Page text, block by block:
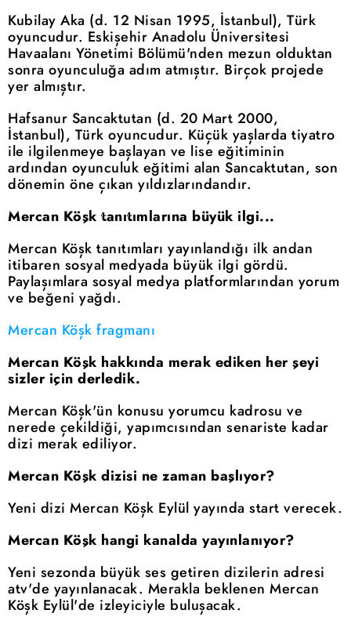
Kubilay Aka (d. 12 Nisan 1995, İstanbul), Türk
oyuncudur. Eskişehir Anadolu Üniversitesi
Havaalanı Yönetimi Bölümü'nden mezun olduktan
sonra oyunculuğa adım atmıştır. Birçok projede
yer almıştır.
Hafsanur Sancaktutan (d. 20 Mart 2000,
İstanbul), Türk oyuncudur. Küçük yaşlarda tiyatro
ile ilgilenmeye başlayan ve lise eğitiminin
ardından oyunculuk eğitimi alan Sancaktutan, son
dönemin öne çıkan yıldızlarındandır.
Mercan Köşk tanıtımlarına büyük ilgi...
Mercan Köşk tanıtımları yayınlandığı ilk andan
itibaren sosyal medyada büyük ilgi gördü.
Paylaşımlara sosyal medya platformlarından yorum
ve beğeni yağdı.
Mercan Köşk fragmanı
Mercan Köşk hakkında merak ediken her şeyi
sizler için derledik.
Mercan Köşk'ün konusu yorumcu kadrosu ve
nerede çekildiği, yapımcısından senariste kadar
dizi merak ediliyor.
Mercan Köşk dizisi ne zaman başlıyor?
Yeni dizi Mercan Köşk Eylül yayında start verecek.
Mercan Köşk hangi kanalda yayınlanıyor?
Yeni sezonda büyük ses getiren dizilerin adresi
atv'de yayınlanacak. Merakla beklenen Mercan
Köşk Eylül'de izleyiciyle buluşacak.